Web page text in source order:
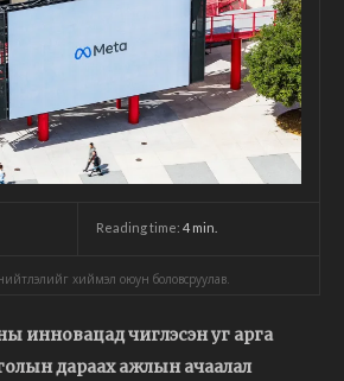
Reading time: 4 min.
нийтлэлийг хиймэл оюун боловсруулав.
инновацад чиглэсэн уг арга
дараах ажлын ачаалал